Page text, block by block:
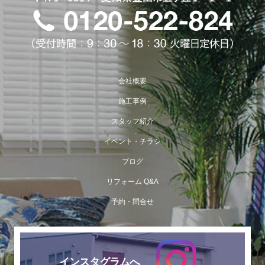
会社概要
施工事例
スタッフ紹介
イベント・チラシ
ブログ
リフォーム Q&A
予約・問合せ
インスタグラムへ